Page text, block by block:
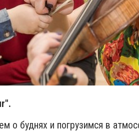
о буднях и погрузимся в